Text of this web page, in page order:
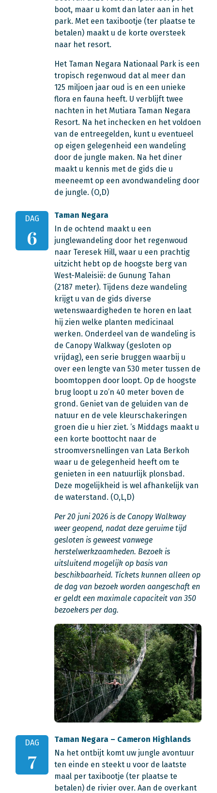
boot, maar u komt dan later aan in het
park. Met een taxibootje (ter plaatse te
betalen) maakt u de korte oversteek
naar het resort.
Het Taman Negara Nationaal Park is een
tropisch regenwoud dat al meer dan
125 miljoen jaar oud is en een unieke
flora en fauna heeft. U verblijft twee
nachten in het Mutiara Taman Negara
Resort. Na het inchecken en het voldoen
van de entreegelden, kunt u eventueel
op eigen gelegenheid een wandeling
door de jungle maken. Na het diner
maakt u kennis met de gids die u
meeneemt op een avondwandeling door
de jungle. (O,D)
DAG
6
Taman Negara
In de ochtend maakt u een
junglewandeling door het regenwoud
naar Teresek Hill, waar u een prachtig
uitzicht hebt op de hoogste berg van
West-Maleisië: de Gunung Tahan
(2187 meter). Tijdens deze wandeling
krijgt u van de gids diverse
wetenswaardigheden te horen en laat
hij zien welke planten medicinaal
werken. Onderdeel van de wandeling is
de Canopy Walkway (gesloten op
vrijdag), een serie bruggen waarbij u
over een lengte van 530 meter tussen de
boomtoppen door loopt. Op de hoogste
brug loopt u zo’n 40 meter boven de
grond. Geniet van de geluiden van de
natuur en de vele kleurschakeringen
groen die u hier ziet. ’s Middags maakt u
een korte boottocht naar de
stroomversnellingen van Lata Berkoh
waar u de gelegenheid heeft om te
genieten in een natuurlijk plonsbad.
Deze mogelijkheid is wel afhankelijk van
de waterstand. (O,L,D)
Per 20 juni 2026 is de Canopy Walkway
weer geopend, nadat deze geruime tijd
gesloten is geweest vanwege
herstelwerkzaamheden. Bezoek is
uitsluitend mogelijk op basis van
beschikbaarheid. Tickets kunnen alleen op
de dag van bezoek worden aangeschaft en
er geldt een maximale capaciteit van 350
bezoekers per dag.
DAG
7
Taman Negara – Cameron Highlands
Na het ontbijt komt uw jungle avontuur
ten einde en steekt u voor de laatste
maal per taxibootje (ter plaatse te
betalen) de rivier over. Aan de overkant